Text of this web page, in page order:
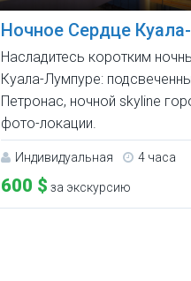
Ночное Сердце
Насладитесь коротким
Куала-Лумпуре:
Петронас, ночной skyline
фото-локации.
Индивидуальная 4 часа
600 $ за экскурсию